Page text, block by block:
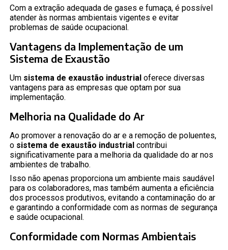
Com a extração adequada de gases e fumaça, é possível
atender às normas ambientais vigentes e evitar
problemas de saúde ocupacional.
Vantagens da Implementação de um
Sistema de Exaustão
Um sistema de exaustão industrial oferece diversas
vantagens para as empresas que optam por sua
implementação.
Melhoria na Qualidade do Ar
Ao promover a renovação do ar e a remoção de poluentes,
o sistema de exaustão industrial contribui
significativamente para a melhoria da qualidade do ar nos
ambientes de trabalho.
Isso não apenas proporciona um ambiente mais saudável
para os colaboradores, mas também aumenta a eficiência
dos processos produtivos, evitando a contaminação do ar
e garantindo a conformidade com as normas de segurança
e saúde ocupacional.
Conformidade com Normas Ambientais